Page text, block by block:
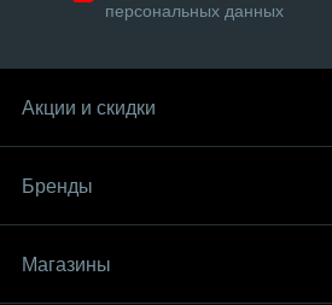
персональных данных
Акции и скидки
Бренды
Магазины